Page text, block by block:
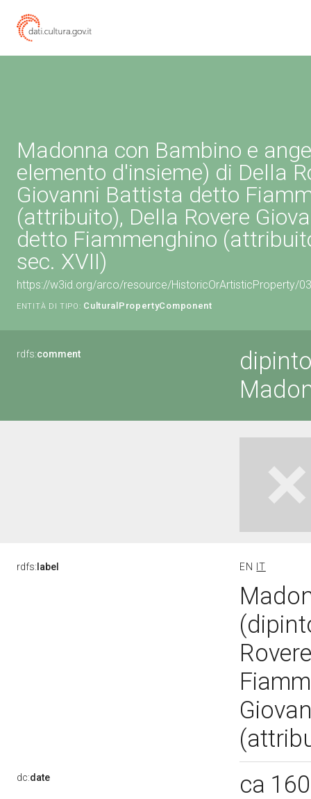
Madonna con Bambino e
elemento d'insieme) di Della
Giovanni Battista detto
(attribuito), Della Rovere
detto Fiammenghino
sec. XVII)
https://w3id.org/arco/resource/HistoricOrArtisticProperty/
ENTITÀ DI TIPO: CulturalPropertyComponent
rdfs:comment
rdfs: label EN IT
dc:date ca